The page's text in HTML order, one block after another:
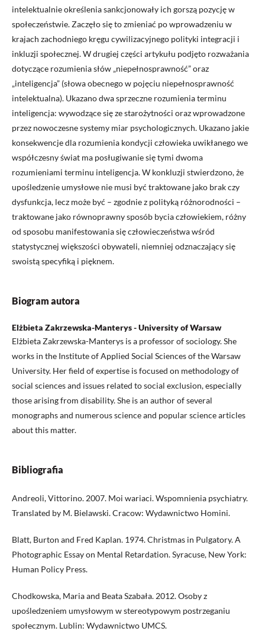
intelektualnie określenia sankcjonowały ich gorszą pozycję w
społeczeństwie. Zaczęło się to zmieniać po wprowadzeniu w
krajach zachodniego kręgu cywilizacyjnego polityki integracji i
inkluzji społecznej. W drugiej części artykułu podjęto rozważania
dotyczące rozumienia słów „niepełnosprawność” oraz
„inteligencja” (słowa obecnego w pojęciu niepełnosprawność
intelektualna). Ukazano dwa sprzeczne rozumienia terminu
inteligencja: wywodzące się ze starożytności oraz wprowadzone
przez nowoczesne systemy miar psychologicznych. Ukazano jakie
konsekwencje dla rozumienia kondycji człowieka uwikłanego we
współczesny świat ma posługiwanie się tymi dwoma
rozumieniami terminu inteligencja. W konkluzji stwierdzono, że
upośledzenie umysłowe nie musi być traktowane jako brak czy
dysfunkcja, lecz może być – zgodnie z polityką różnorodności –
traktowane jako równoprawny sposób bycia człowiekiem, różny
od sposobu manifestowania się człowieczeństwa wśród
statystycznej większości obywateli, niemniej odznaczający się
swoistą specyfiką i pięknem.
Biogram autora
Elżbieta Zakrzewska-Manterys - University of Warsaw
Elżbieta Zakrzewska-Manterys is a professor of sociology. She
works in the Institute of Applied Social Sciences of the Warsaw
University. Her field of expertise is focused on methodology of
social sciences and issues related to social exclusion, especially
those arising from disability. She is an author of several
monographs and numerous science and popular science articles
about this matter.
Bibliografia
Andreoli, Vittorino. 2007. Moi wariaci. Wspomnienia psychiatry.
Translated by M. Bielawski. Cracow: Wydawnictwo Homini.
Blatt, Burton and Fred Kaplan. 1974. Christmas in Pulgatory. A
Photographic Essay on Mental Retardation. Syracuse, New York:
Human Policy Press.
Chodkowska, Maria and Beata Szabała. 2012. Osoby z
upośledzeniem umysłowym w stereotypowym postrzeganiu
społecznym. Lublin: Wydawnictwo UMCS.